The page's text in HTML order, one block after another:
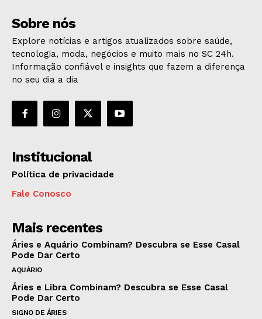
Sobre nós
Explore notícias e artigos atualizados sobre saúde,
tecnologia, moda, negócios e muito mais no SC 24h.
Informação confiável e insights que fazem a diferença
no seu dia a dia
Institucional
Política de privacidade
Fale Conosco
Mais recentes
Áries e Aquário Combinam? Descubra se Esse Casal
Pode Dar Certo
AQUÁRIO
Áries e Libra Combinam? Descubra se Esse Casal
Pode Dar Certo
SIGNO DE ÁRIES